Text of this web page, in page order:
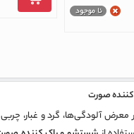
صورت
آلودگی‌ها، گرد و غبار، چربی